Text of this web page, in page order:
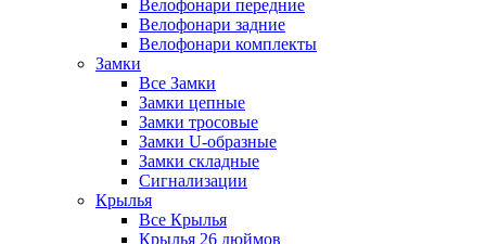
Велофонари передние
Велофонари задние
Велофонари комплекты
Замки
Все Замки
Замки цепные
Замки тросовые
Замки U-образные
Замки складные
Сигнализации
Крылья
Все Крылья
Крылья 26 дюймов